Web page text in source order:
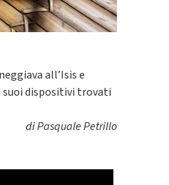
all’Isis e
suoi dispositivi trovati
diPasquale Petrillo